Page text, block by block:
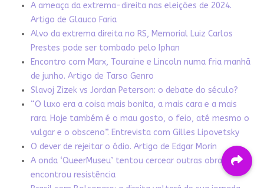
A ameaça da extrema-direita nas eleições de 2024.
Artigo de Glauco Faria
Alvo da extrema direita no RS, Memorial Luiz Carlos
Prestes pode ser tombado pelo Iphan
Encontro com Marx, Touraine e Lincoln numa fria manhã
de junho. Artigo de Tarso Genro
Slavoj Zizek vs Jordan Peterson: o debate do século?
“O luxo era a coisa mais bonita, a mais cara e a mais
rara. Hoje também é o mau gosto, o feio, até mesmo o
vulgar e o obsceno”. Entrevista com Gilles Lipovetsky
O dever de rejeitar o ódio. Artigo de Edgar Morin
A onda ‘QueerMuseu’ tentou cercear outras obras. Mas
encontrou resistência